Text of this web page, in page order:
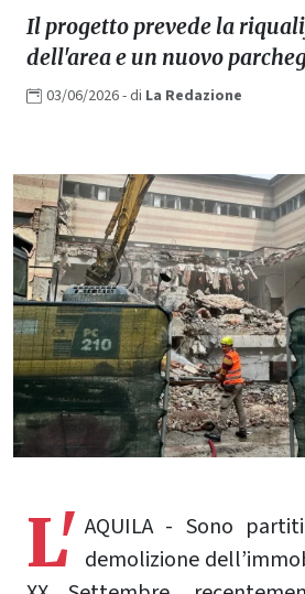
Il progetto prevede la
dell'area e un nuovo
03/06/2026- di La Redazione
L' AQUILA - Sono
demolizione